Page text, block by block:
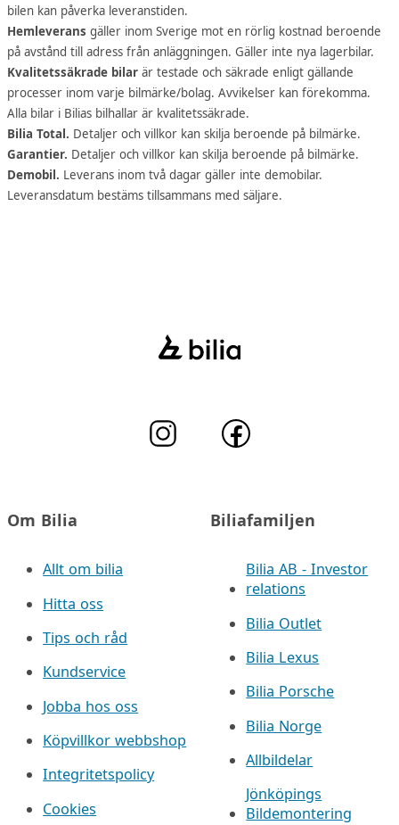
bilen kan påverka leveranstiden.
Hemleverans gäller inom Sverige mot en rörlig kostnad beroende
på avstånd till adress från anläggningen. Gäller inte nya lagerbilar.
Kvalitetssäkrade bilar är testade och säkrade enligt gällande
processer inom varje bilmärke/bolag. Avvikelser kan förekomma.
Alla bilar i Bilias bilhallar är kvalitetssäkrade.
Bilia Total. Detaljer och villkor kan skilja beroende på bilmärke.
Garantier. Detaljer och villkor kan skilja beroende på bilmärke.
Demobil. Leverans inom två dagar gäller inte demobilar.
Leveransdatum bestäms tillsammans med säljare.
Om Bilia
Allt om bilia
Hitta oss
Tips och råd
Kundservice
Jobba hos oss
Köpvillkor webbshop
Integritetspolicy
Cookies
Biliafamiljen
Bilia AB - Investor
relations
Bilia Outlet
Bilia Lexus
Bilia Porsche
Bilia Norge
Allbildelar
Jönköpings
Bildemontering